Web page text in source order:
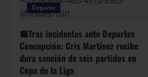
Deporte
🟥Tras incidentes ante Deportes
Concepción: Cris Martínez recibe
dura sanción de seis partidos en
Copa de la Liga